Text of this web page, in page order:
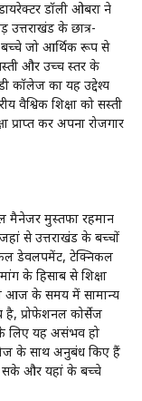
डॉली ओबरा ने
के छात्र-
बच्चे जो आर्थिक रूप से
और उच्च स्तर के
कॉलेज का यह उद्देश्य
वैश्विक शिक्षा को सस्ती
कर अपना रोजगार
मैनेजर मुस्तफा रहमान
से उत्तराखंड के बच्चों
डेवलपमेंट, टेक्निकल
के हिसाब से शिक्षा
आज के समय में सामान्य
है, प्रोफेशनल कोर्सेज
लिए यह असंभव हो
के साथ अनुबंध किए हैं
दे सके और यहां के बच्चे